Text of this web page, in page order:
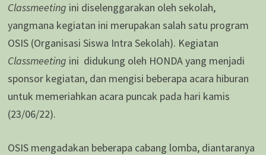
Classmeeting ini diselenggarakan oleh sekolah,
yangmana kegiatan ini merupakan salah satu program
OSIS (Organisasi Siswa Intra Sekolah). Kegiatan
Classmeeting ini didukung oleh HONDA yang menjadi
sponsor kegiatan, dan mengisi beberapa acara hiburan
untuk memeriahkan acara puncak pada hari kamis
(23/06/22).
OSIS mengadakan beberapa cabang lomba, diantaranya